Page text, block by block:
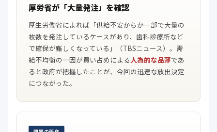
厚労省が「大量発注」を確認
厚生労働省によれば「供給不安からか一部で大量の
枚数を発注しているケースがあり、歯科診療所など
で確保が難しくなっている」（TBSニュース）。需
給不均衡の一因が買い占めによる人為的な品薄であ
ると政府が把握したことが、今回の迅速な放出決定
につながった。